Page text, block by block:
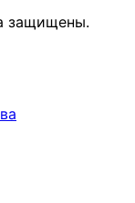
защищены.